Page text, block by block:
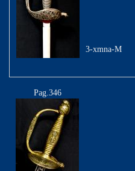
3-xmna-M
Pag.346